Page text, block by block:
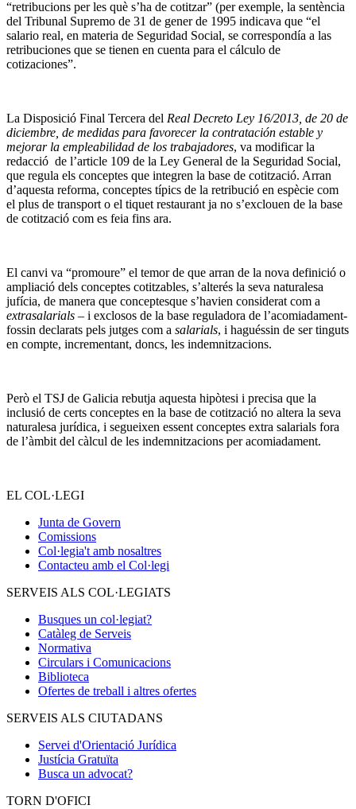
“retribucions per les què s’ha de cotitzar” (per exemple, la sentència
del Tribunal Supremo de 31 de gener de 1995 indicava que “el
salario real, en materia de Seguridad Social, se correspondía a las
retribuciones que se tienen en cuenta para el cálculo de
cotizaciones”.
La Disposició Final Tercera del Real Decreto Ley 16/2013, de 20 de
diciembre, de medidas para favorecer la contratación estable y
mejorar la empleabilidad de los trabajadores, va modificar la
redacció de l’article 109 de la Ley General de la Seguridad Social,
que regula els conceptes que integren la base de cotització. Arran
d’aquesta reforma, conceptes típics de la retribució en espècie com
el plus de transport o el tiquet restaurant ja no s’exclouen de la base
de cotització com es feia fins ara.
El canvi va “promoure” el temor de que arran de la nova definició o
ampliació dels conceptes cotitzables, s’alterés la seva naturalesa
jufícia, de manera que conceptesque s’havien considerat com a
extrasalarials – i exclosos de la base reguladora de l’acomiadament-
fossin declarats pels jutges com a salarials, i haguéssin de ser tinguts
en compte, incrementant, doncs, les indemnitzacions.
Però el TSJ de Galicia rebutja aquesta hipòtesi i precisa que la
inclusió de certs conceptes en la base de cotització no altera la seva
naturalesa jurídica, i segueixen essent conceptes extra salarials fora
de l’àmbit del càlcul de les indemnitzacions per acomiadament.
EL COL·LEGI
Junta de Govern
Comissions
Col·legia't amb nosaltres
Contacteu amb el Col·legi
SERVEIS ALS COL·LEGIATS
Busques un col·legiat?
Catàleg de Serveis
Normativa
Circulars i Comunicacions
Biblioteca
Ofertes de treball i altres ofertes
SERVEIS ALS CIUTADANS
Servei d'Orientació Jurídica
Justícia Gratuïta
Busca un advocat?
TORN D'OFICI